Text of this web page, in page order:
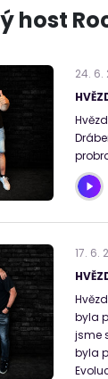
host
24. 6.
17. 6.
byla
jsme
byla